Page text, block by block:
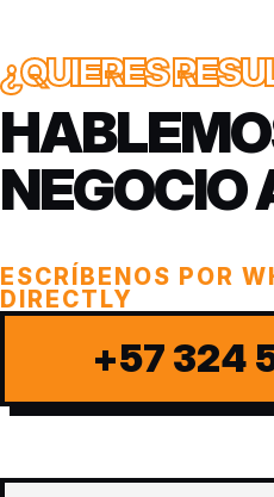
¿QUIERES
NEGOCIO
ESCRÍBENOS POR
DIRECTLY
+57 324